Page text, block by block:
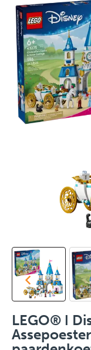
LEGO® ǀ